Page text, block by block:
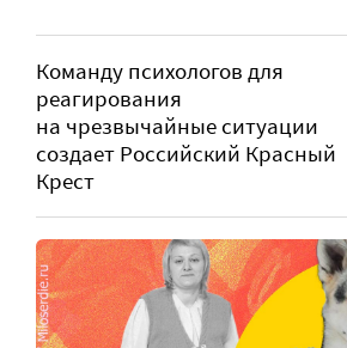
Команду психологов для
реагирования
на чрезвычайные ситуации
создает Российский Красный
Крест